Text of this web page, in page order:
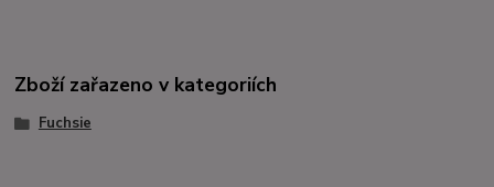
Zboží zařazeno v kategoriích
Fuchsie